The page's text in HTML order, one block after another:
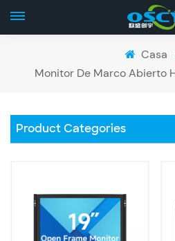
Casa
Monitor De Marco Abierto
Product Categories